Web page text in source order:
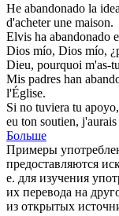
He abandonado la
d'acheter une maison.
Elvis ha abandonado
Dios mío, Dios mío,
Dieu, pourquoi m'as-tu
Mis padres han
l'Église.
Si no tuviera tu
eu ton soutien, j'aurais
Больше
Примеры
предоставляются
е. для изучения
их перевода на
из открытых